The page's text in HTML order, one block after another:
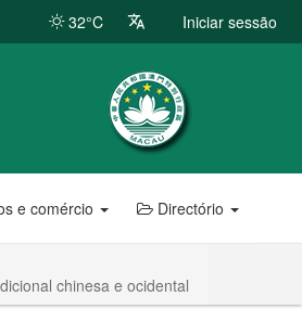
32°C Iniciar sessão
e comércio Directório
chinesa e ocidental